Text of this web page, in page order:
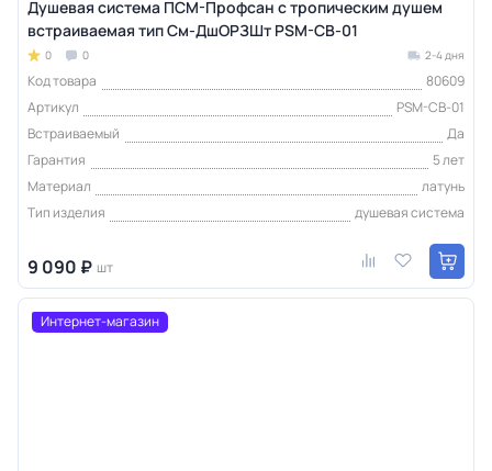
Душевая система ПСМ-Профсан с тропическим душем
встраиваемая тип См-ДшОРЗШт PSM-CB-01
0 0 2-4 дня
Код товара
80609
Артикул
PSM-CB-01
Встраиваемый
Да
Гарантия
5 лет
Материал
латунь
Тип изделия
душевая система
9 090 ₽ шт
Интернет-магазин